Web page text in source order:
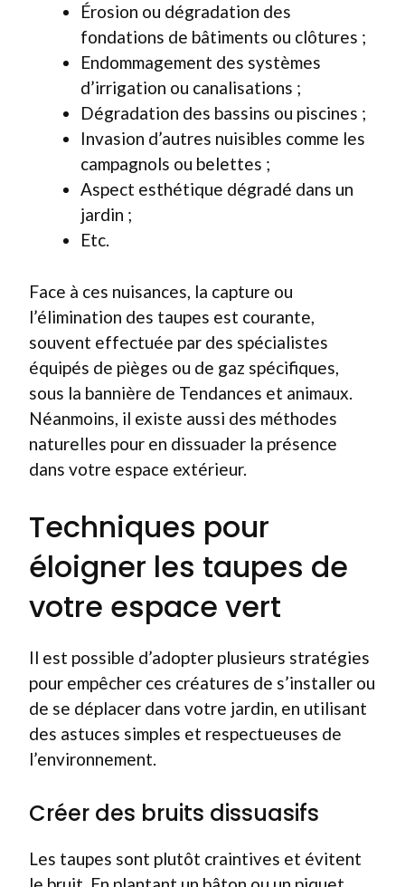
Érosion ou dégradation des
fondations de bâtiments ou clôtures ;
Endommagement des systèmes
d’irrigation ou canalisations ;
Dégradation des bassins ou piscines ;
Invasion d’autres nuisibles comme les
campagnols ou belettes ;
Aspect esthétique dégradé dans un
jardin ;
Etc.
Face à ces nuisances, la capture ou
l’élimination des taupes est courante,
souvent effectuée par des spécialistes
équipés de pièges ou de gaz spécifiques,
sous la bannière de Tendances et animaux.
Néanmoins, il existe aussi des méthodes
naturelles pour en dissuader la présence
dans votre espace extérieur.
Techniques pour
éloigner les taupes de
votre espace vert
Il est possible d’adopter plusieurs stratégies
pour empêcher ces créatures de s’installer ou
de se déplacer dans votre jardin, en utilisant
des astuces simples et respectueuses de
l’environnement.
Créer des bruits dissuasifs
Les taupes sont plutôt craintives et évitent